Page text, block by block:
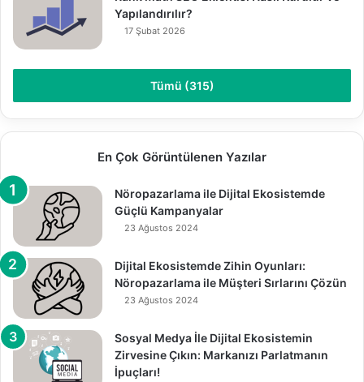
Yapılandırılır?
17 Şubat 2026
Tümü (315)
En Çok Görüntülenen Yazılar
Nöropazarlama ile Dijital Ekosistemde
Güçlü Kampanyalar
23 Ağustos 2024
Dijital Ekosistemde Zihin Oyunları:
Nöropazarlama ile Müşteri Sırlarını Çözün
23 Ağustos 2024
Sosyal Medya İle Dijital Ekosistemin
Zirvesine Çıkın: Markanızı Parlatmanın
İpuçları!